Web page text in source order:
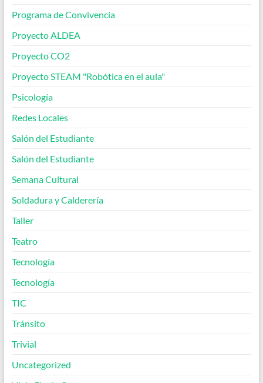
Programa de Convivencia
Proyecto ALDEA
Proyecto CO2
Proyecto STEAM "Robótica en el aula"
Psicología
Redes Locales
Salón del Estudiante
Salón del Estudiante
Semana Cultural
Soldadura y Calderería
Taller
Teatro
Tecnología
Tecnología
TIC
Tránsito
Trivial
Uncategorized